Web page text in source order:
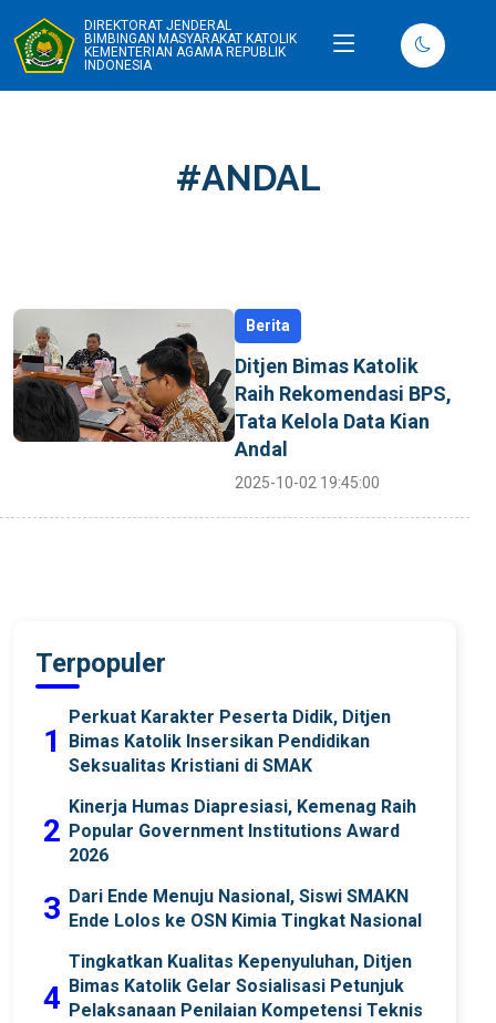
DIREKTORAT JENDERAL
BIMBINGAN MASYARAKAT KATOLIK
KEMENTERIAN AGAMA REPUBLIK
INDONESIA
#ANDAL
Berita
Ditjen Bimas Katolik
Raih Rekomendasi BPS,
Tata Kelola Data Kian
Andal
2025-10-02 19:45:00
Terpopuler
1
Perkuat Karakter Peserta Didik, Ditjen
Bimas Katolik Insersikan Pendidikan
Seksualitas Kristiani di SMAK
2
Kinerja Humas Diapresiasi, Kemenag Raih
Popular Government Institutions Award
2026
3 Dari Ende Menuju Nasional, Siswi SMAKN
Ende Lolos ke OSN Kimia Tingkat Nasional
4
Tingkatkan Kualitas Kepenyuluhan, Ditjen
Bimas Katolik Gelar Sosialisasi Petunjuk
Pelaksanaan Penilaian Kompetensi Teknis